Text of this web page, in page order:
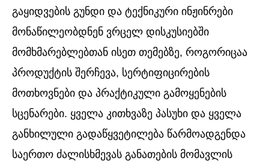
გაყიდვების გუნდი და ტექნიკური ინჟინრები
მონაწილეობდნენ ვრცელ დისკუსიებში
მომხმარებლებთან ისეთ თემებზე, როგორიცაა
პროდუქტის შერჩევა, სერტიფიცირების
მოთხოვნები და პრაქტიკული გამოყენების
სცენარები. ყველა კითხვაზე პასუხი და ყველა
განხილული გადაწყვეტილება წარმოადგენდა
საერთო ძალისხმევას განათების მომავლის